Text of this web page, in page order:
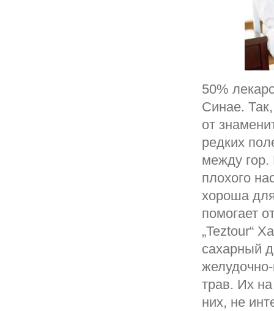
50%
Синае.
от
редких
между
плохого
хороша
помогает
„Teztour“
сахарный
трав. Их
них, не